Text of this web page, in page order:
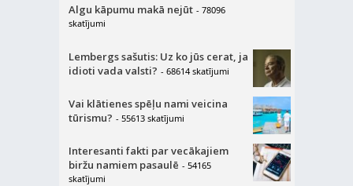
Algu kāpumu makā nejūt - 78096
skatījumi
Lembergs sašutis: Uz ko jūs cerat, ja
idioti vada valsti? - 68614 skatījumi
Vai klātienes spēļu nami veicina
tūrismu? - 55613 skatījumi
Interesanti fakti par vecākajiem
biržu namiem pasaulē - 54165
skatījumi